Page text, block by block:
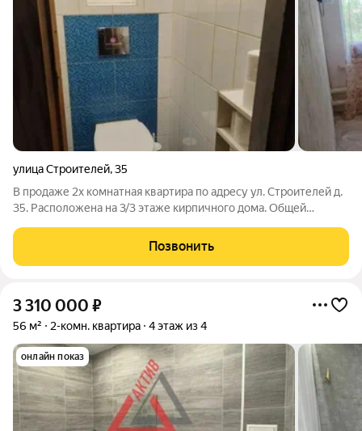
улица Строителей,35
В продаже 2х комнатная квартира по адресу ул. Строителей д.
35. Расположена на 3/3 этаже кирпичного дома. Общей
разные стороны. В квартире установлены: пластиковые окна,
сейф дверь. Сан.узел -
Позвонить
3 310 000 ₽
56 м² 2-комн. квартира 4 этаж из 4
онлайн показ